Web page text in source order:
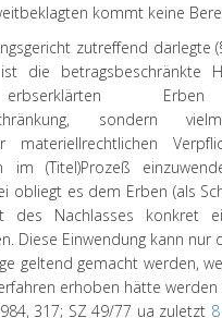
kommt keine
zutreffend darlegte
die betragsbeschränkte
sondern
materiellrechtlichen
im (Titel)Prozeß
obliegt es dem Erben (als
des Nachlasses konkret
Diese Einwendung kann nur
geltend gemacht werden,
erhoben hätte werden
317; SZ 49/77 ua zuletzt